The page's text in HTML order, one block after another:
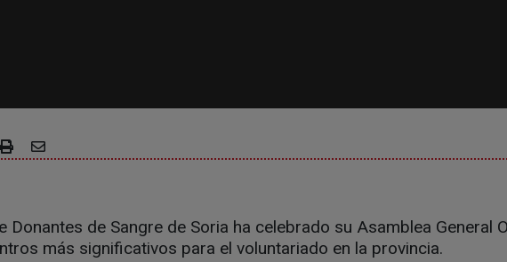
Donantes de Sangre de Soria ha celebrado su Asamblea General
más significativos para el voluntariado en la provincia.